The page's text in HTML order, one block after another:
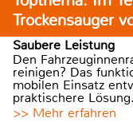
Trockensauger
Saubere Leistung
Den
reinigen? Das
mobilen Einsatz
praktischere Lösung.
>> Mehr erfahren